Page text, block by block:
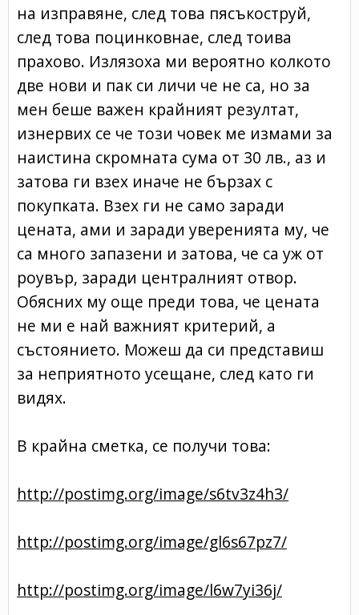
на изправяне, след това пясъкоструй,
след това поцинковнае, след тоива
прахово. Излязоха ми вероятно колкото
две нови и пак си личи че не са, но за
мен беше важен крайният резултат,
изнервих се че този човек ме измами за
наистина скромната сума от 30 лв., аз и
затова ги взех иначе не бързах с
покупката. Взех ги не само заради
цената, ами и заради уверенията му, че
са много запазени и затова, че са уж от
роувър, заради централният отвор.
Обясних му още преди това, че цената
не ми е най важният критерий, а
състоянието. Можеш да си представиш
за неприятното усещане, след като ги
видях.
В крайна сметка, се получи това:
http://postimg.org/image/s6tv3z4h3/
http://postimg.org/image/gl6s67pz7/
http://postimg.org/image/l6w7yi36j/